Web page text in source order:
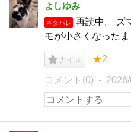
よしゆみ
ネタバレ
再読中。 ズ
モが小さくなったま
ナイス ★2
コメント(0) 2026/